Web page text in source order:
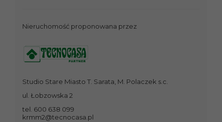
Nieruchomość proponowana przez
Studio Stare Miasto T. Sarata, M. Polaczek s.c.
ul. Łobzowska 2
tel. 600 638 099
krmm2@tecnocasa.pl